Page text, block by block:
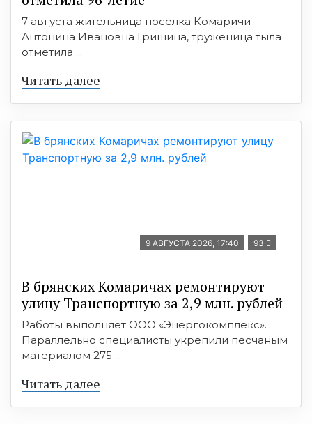
7 августа жительница поселка Комаричи
Антонина Ивановна Гришина, труженица тыла
отметила ...
Читать далее
9 АВГУСТА 2026, 17:40 93
В брянских Комаричах ремонтируют
улицу Транспортную за 2,9 млн. рублей
Работы выполняет ООО «Энергокомплекс».
Параллельно специалисты укрепили песчаным
материалом 275 ...
Читать далее